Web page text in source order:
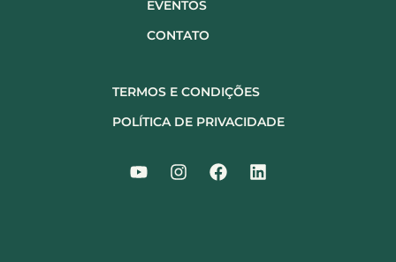
EVENTOS
CONTATO
TERMOS E CONDIÇÕES
POLÍTICA DE PRIVACIDADE